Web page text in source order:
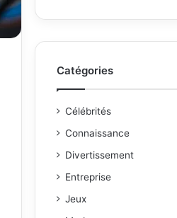
Catégories
Célébrités
Connaissance
Divertissement
Entreprise
Jeux